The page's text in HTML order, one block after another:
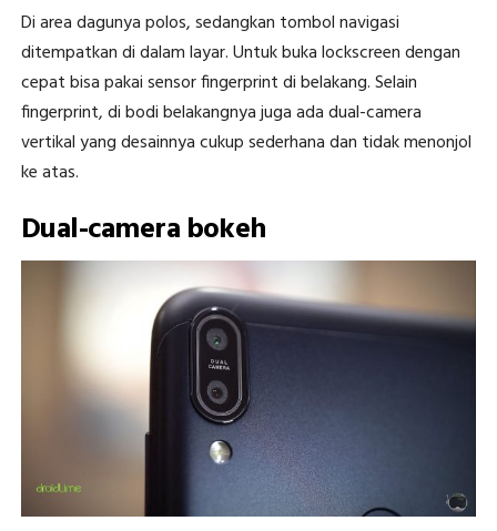
Di area dagunya polos, sedangkan tombol navigasi
ditempatkan di dalam layar. Untuk buka lockscreen dengan
cepat bisa pakai sensor fingerprint di belakang. Selain
fingerprint, di bodi belakangnya juga ada dual-camera
vertikal yang desainnya cukup sederhana dan tidak menonjol
ke atas.
Dual-camera bokeh